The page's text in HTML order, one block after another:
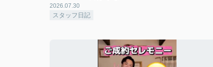
2026.07.30
スタッフ日記